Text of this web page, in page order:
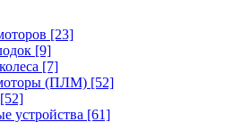
[23]
[9]
[7]
(ПЛМ) [52]
[52]
устройства [61]